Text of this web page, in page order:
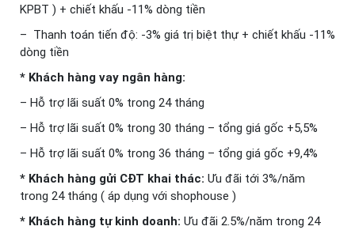
KPBT ) + chiết khấu -11% dòng tiền
– Thanh toán tiến độ: -3% giá trị biệt thự + chiết khấu -11%
dòng tiền
* Khách hàng vay ngân hàng:
– Hỗ trợ lãi suất 0% trong 24 tháng
– Hỗ trợ lãi suất 0% trong 30 tháng – tổng giá gốc +5,5%
– Hỗ trợ lãi suất 0% trong 36 tháng – tổng giá gốc +9,4%
* Khách hàng gửi CĐT khai thác: Ưu đãi tới 3%/năm
trong 24 tháng ( áp dụng với shophouse )
* Khách hàng tự kinh doanh: Ưu đãi 2.5%/năm trong 24